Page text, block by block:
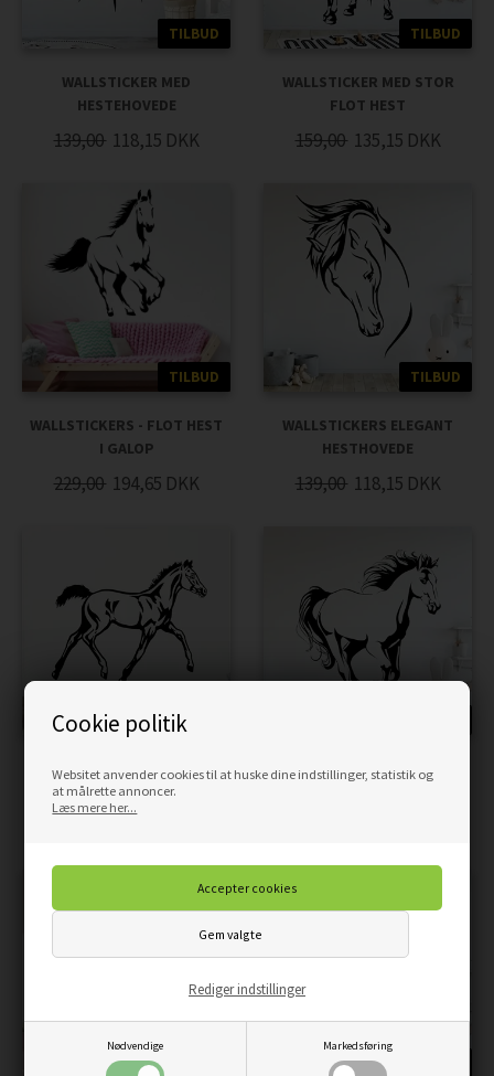
Cookie politik
Websitet anvender cookies til at huske dine indstillinger, statistik og
at målrette annoncer.
Læs mere her...
Nødvendige Markedsføring
Rediger indstillinger
TILBUD
WALLSTICKER MED
HESTEHOVEDE
139,00 118,15 DKK
TILBUD
WALLSTICKER MED STOR
FLOT HEST
159,00 135,15 DKK
TILBUD
WALLSTICKERS - FLOT HEST
I GALOP
229,00 194,65 DKK
TILBUD
WALLSTICKERS ELEGANT
HESTHOVEDE
139,00 118,15 DKK
TILBUD
WALLSTICKERS MED FØL
139,00 118,15DKK
DEN GALOPERENDE HEST -